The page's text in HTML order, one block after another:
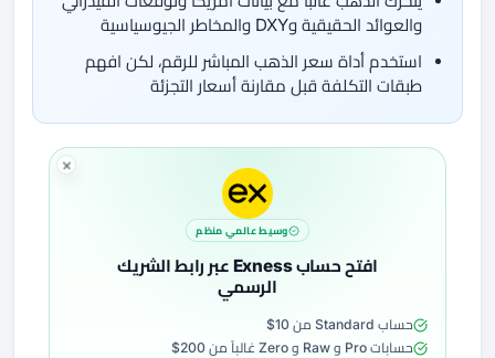
والعوائد الحقيقية وDXY والمخاطر الجيوسياسية
استخدم أداة سعر الذهب المباشر للرقم، لكن افهم
طبقات التكلفة قبل مقارنة أسعار التجزئة
وسيط عالمي منظم
افتح حساب Exness عبر رابط الشريك
الرسمي
حساب Standard من 10$
حسابات Pro و Raw و Zero غالباً من 200$